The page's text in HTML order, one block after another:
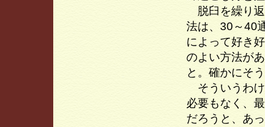
脱臼を繰り返
法は、30～40
によって好き
のよい方法が
と。確かにそ
そういうわけ
必要もなく、
だろうと、あ